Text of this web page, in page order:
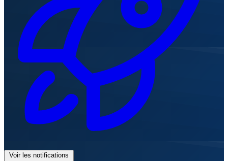
Voir les notifications